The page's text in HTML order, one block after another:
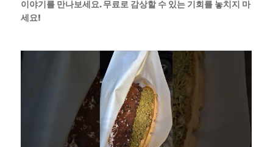
이야기를 만나보세요. 무료로 감상할 수 있는 기회를 놓치지 마
세요!